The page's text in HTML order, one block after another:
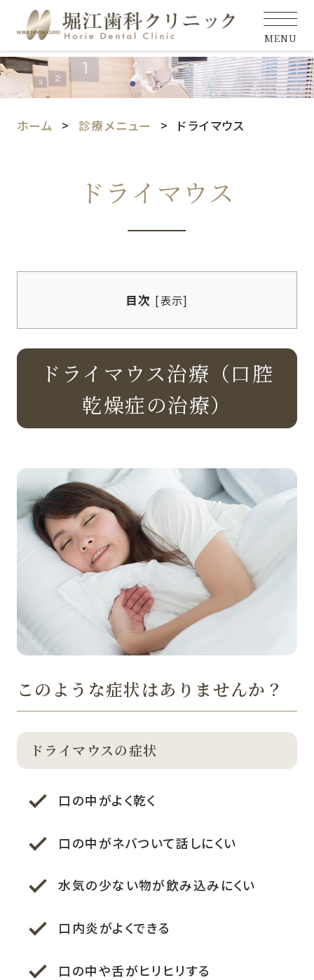
MENU
ホーム 診療メニュー ドライマウス
ドライマウス
目次 [表示]
ドライマウス治療（口腔
乾燥症の治療）
このような症状はありませんか？
ドライマウスの症状
口の中がよく乾く
口の中がネバついて話しにくい
水気の少ない物が飲み込みにくい
口内炎がよくできる
口の中や舌がヒリヒリする